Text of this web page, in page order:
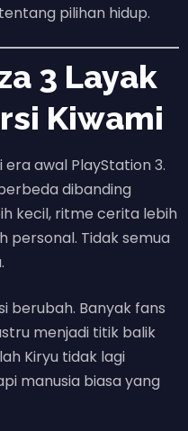
pilihan hidup.
3 Layak
Kiwami
awal PlayStation 3.
dibanding
kecil, ritme cerita lebih
personal. Tidak semua
berubah. Banyak fans
menjadi titik balik
Kiryu tidak lagi
manusia biasa yang